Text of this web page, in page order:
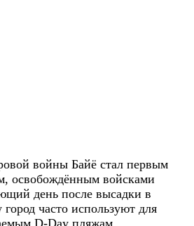
войны Байё стал первым
освобождённым войсками
день после высадки в
часто используют для